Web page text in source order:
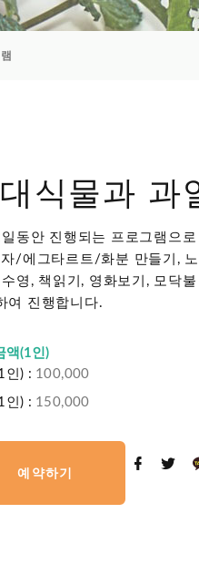
식물과 과
동안 진행되는 프로그램으
/에그타르트/화분 만들기,
영, 책읽기, 영화보기, 모닥
여 진행합니다.
액(1인)
인) : 100,000
인) : 150,000
예약하기